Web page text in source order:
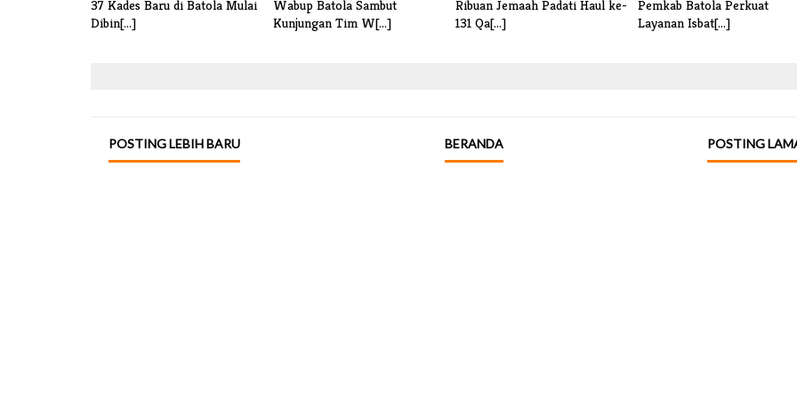
37 Kades Baru di Batola Mulai
Dibin[...]
Wabup Batola Sambut
Kunjungan Tim W[...]
Ribuan Jemaah Padati Haul ke-
131 Qa[...]
Pemkab Batola Perkuat
Layanan Isbat[...]
POSTING LEBIH BARU POSTING
BERANDA